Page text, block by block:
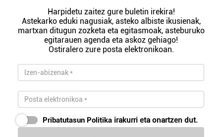
Harpidetu zaitez gure buletin irekira!
Astekarko eduki nagusiak, asteko albiste ikusienak,
martxan ditugun zozketa eta egitasmoak, asteburuko
egitarauen agenda eta askoz gehiago!
Ostiralero zure posta elektronikoan.
Pribatutasun Politika irakurri eta onartzen dut.